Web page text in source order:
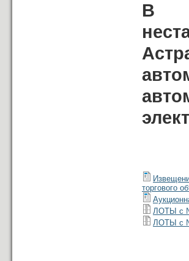
В
торгового
ЛОТЫ с
ЛОТЫ с